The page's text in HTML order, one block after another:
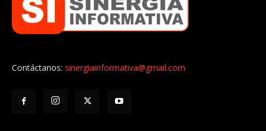
Contáctanos: sinergiainformativa@gmail.com